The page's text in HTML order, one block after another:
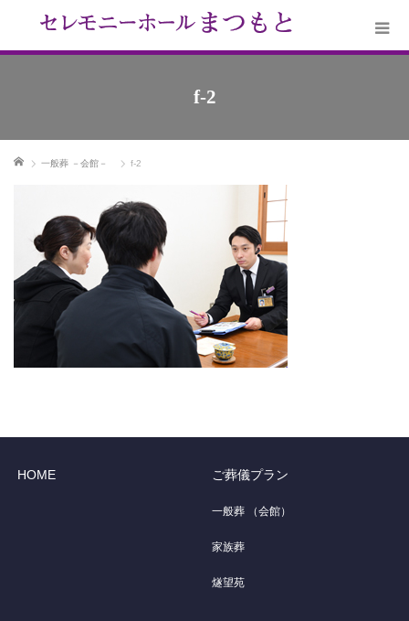
f-2
ホーム 一般葬 －会館－ f-2
HOME ご葬儀プラン
一般葬 （会館）
家族葬
燧望苑